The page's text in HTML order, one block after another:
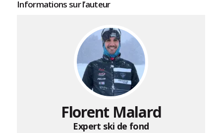
Informations sur l’auteur
Florent Malard
Expert ski de fond